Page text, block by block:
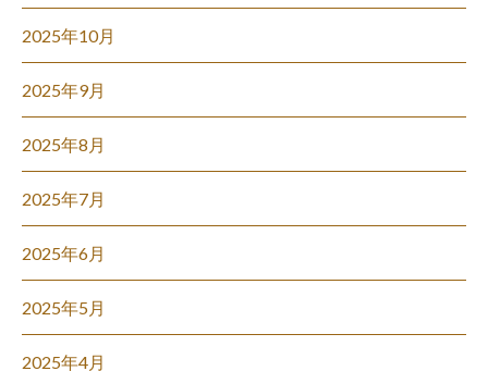
2025年10月
2025年9月
2025年8月
2025年7月
2025年6月
2025年5月
2025年4月